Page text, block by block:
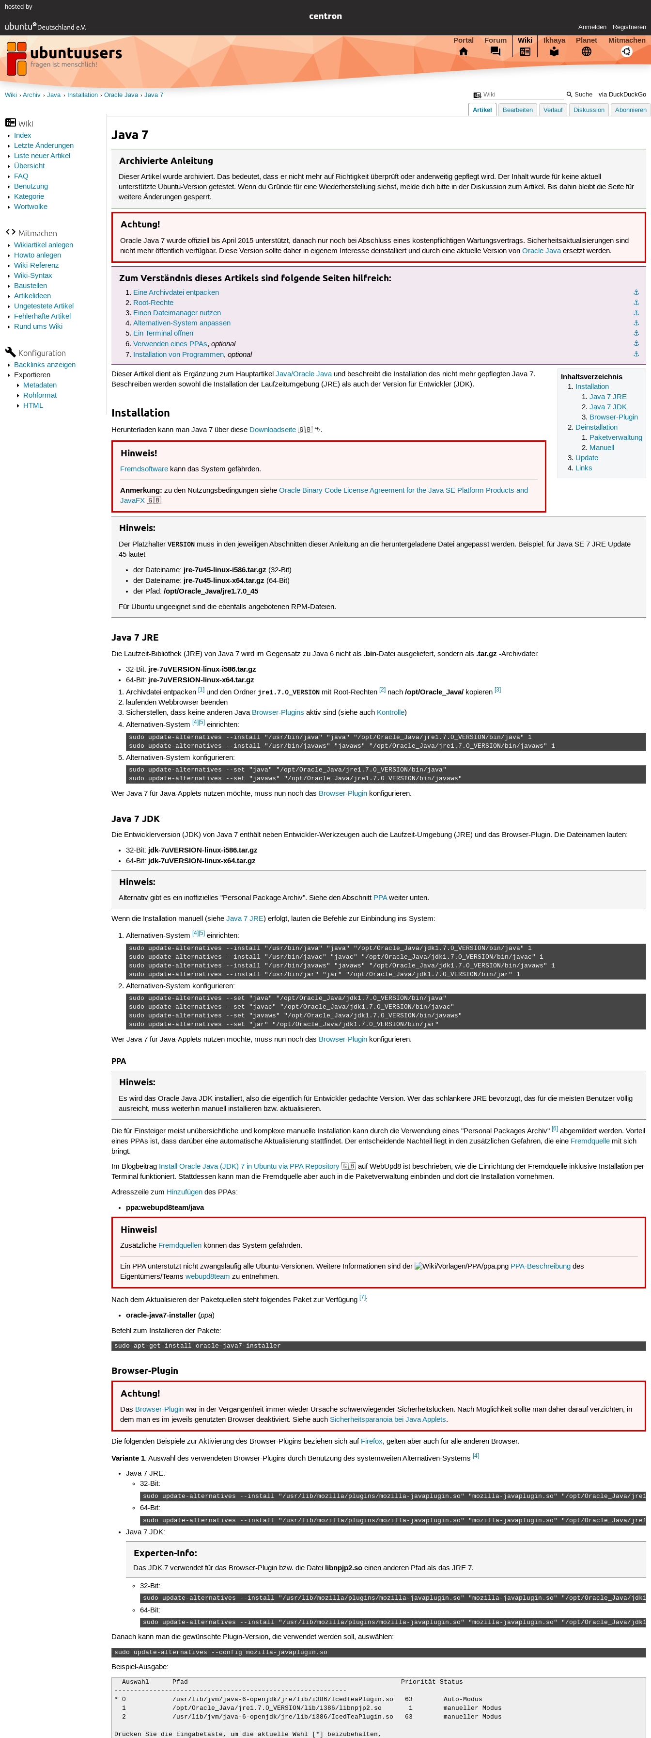
hosted by
Anmelden Registrieren
Portal Forum Wiki Ikhaya Planet Mitmachen
via DuckDuckGo
Wiki Archiv Java Installation Oracle Java Java 7
Wiki
Index
Letzte Änderungen
Liste neuer Artikel
Übersicht
FAQ
Benutzung
Kategorie
Wortwolke
Mitmachen
Wikiartikel anlegen
Howto anlegen
Wiki-Referenz
Wiki-Syntax
Baustellen
Artikelideen
Ungetestete Artikel
Fehlerhafte Artikel
Rund ums Wiki
Konfiguration
Backlinks anzeigen
Exportieren
Metadaten
Rohformat
HTML
Artikel Bearbeiten Verlauf Diskussion Abonnieren
Java 7
Archivierte Anleitung
Dieser Artikel wurde archiviert. Das bedeutet, dass er nicht mehr auf Richtigkeit überprüft oder anderweitig gepflegt wird. Der Inhalt wurde für keine aktuell
unterstützte Ubuntu-Version getestet. Wenn du Gründe für eine Wiederherstellung siehst, melde dich bitte in der Diskussion zum Artikel. Bis dahin bleibt die Seite für
weitere Änderungen gesperrt.
Achtung!
Oracle Java 7 wurde offiziell bis April 2015 unterstützt, danach nur noch bei Abschluss eines kostenpflichtigen Wartungsvertrags. Sicherheitsaktualisierungen sind
nicht mehr öffentlich verfügbar. Diese Version sollte daher in eigenem Interesse deinstalliert und durch eine aktuelle Version vonOracle Javaersetzt werden.
Zum Verständnis dieses Artikels sind folgende Seiten hilfreich:
⚓︎
Eine Archivdatei entpacken
⚓︎
Root-Rechte
⚓︎
Einen Dateimanager nutzen
⚓︎
Alternativen-System anpassen
⚓︎
Ein Terminal öffnen
⚓︎
Verwenden eines PPAs, optional
⚓︎
Installation von Programmen, optional
Inhaltsverzeichnis
Installation
Java 7 JRE
Java 7 JDK
Browser-Plugin
Deinstallation
Paketverwaltung
Manuell
Update
Links
Dieser Artikel dient als Ergänzung zum HauptartikelJava/Oracle Javaund beschreibt die Installation des nicht mehr gepflegten Java 7.
Beschreiben werden sowohl die Installation der Laufzeitumgebung (JRE) als auch der Version für Entwickler (JDK).
Installation
Herunterladen kann man Java 7 über diese Downloadseite 🇬🇧 ⮷.
Hinweis!
Fremdsoftware kann das System gefährden.
Anmerkung: zu den Nutzungsbedingungen sieheOracle Binary Code License Agreement for the Java SE Platform Products and
JavaFX 🇬🇧
Hinweis:
Der PlatzhalterVERSION muss in den jeweiligen Abschnitten dieser Anleitung an die heruntergeladene Datei angepasst werden. Beispiel: für Java SE 7 JRE Update
45 lautet
der Dateiname: jre-7u45-linux-i586.tar.gz (32-Bit)
der Dateiname: jre-7u45-linux-x64.tar.gz (64-Bit)
der Pfad: /opt/Oracle_Java/jre1.7.0_45
Für Ubuntu ungeeignet sind die ebenfalls angebotenen RPM-Dateien.
Java 7 JRE
Die Laufzeit-Bibliothek (JRE) von Java 7 wird im Gegensatz zu Java 6 nicht als .bin-Datei ausgeliefert, sondern als .tar.gz-Archivdatei:
32-Bit: jre-7uVERSION-linux-i586.tar.gz
64-Bit: jre-7uVERSION-linux-x64.tar.gz
Archivdatei entpacken [1]und den Ordner jre1.7.0_VERSIONmit Root-Rechten [2]nach /opt/Oracle_Java/kopieren [3]
laufenden Webbrowser beenden
Sicherstellen, dass keine anderen Java Browser-Plugins aktiv sind (siehe auch Kontrolle)
Alternativen-System [4][5]einrichten:
sudo update-alternatives --install "/usr/bin/java" "java" "/opt/Oracle_Java/jre1.7.0_VERSION/bin/java" 1
sudo update-alternatives --install "/usr/bin/javaws" "javaws" "/opt/Oracle_Java/jre1.7.0_VERSION/bin/javaws" 1
Alternativen-System konfigurieren:
sudo update-alternatives --set "java" "/opt/Oracle_Java/jre1.7.0_VERSION/bin/java"
sudo update-alternatives --set "javaws" "/opt/Oracle_Java/jre1.7.0_VERSION/bin/javaws"
Wer Java 7 für Java-Applets nutzen möchte, muss nun noch das Browser-Plugin konfigurieren.
Java 7 JDK
Die Entwicklerversion (JDK) von Java 7 enthält neben Entwickler-Werkzeugen auch die Laufzeit-Umgebung (JRE) und das Browser-Plugin. Die Dateinamen lauten:
32-Bit: jdk-7uVERSION-linux-i586.tar.gz
64-Bit: jdk-7uVERSION-linux-x64.tar.gz
Hinweis:
Alternativ gibt es ein inoffizielles "Personal Package Archiv". Siehe den Abschnitt PPAweiter unten.
Wenn die Installation manuell (sieheJava 7 JRE) erfolgt, lauten die Befehle zur Einbindung ins System:
Alternativen-System [4][5]einrichten:
sudo update-alternatives --install "/usr/bin/java" "java" "/opt/Oracle_Java/jdk1.7.0_VERSION/bin/java" 1
sudo update-alternatives --install "/usr/bin/javac" "javac" "/opt/Oracle_Java/jdk1.7.0_VERSION/bin/javac" 1
sudo update-alternatives --install "/usr/bin/javaws" "javaws" "/opt/Oracle_Java/jdk1.7.0_VERSION/bin/javaws" 1
sudo update-alternatives --install "/usr/bin/jar" "jar" "/opt/Oracle_Java/jdk1.7.0_VERSION/bin/jar" 1
Alternativen-System konfigurieren:
sudo update-alternatives --set "java" "/opt/Oracle_Java/jdk1.7.0_VERSION/bin/java"
sudo update-alternatives --set "javac" "/opt/Oracle_Java/jdk1.7.0_VERSION/bin/javac"
sudo update-alternatives --set "javaws" "/opt/Oracle_Java/jdk1.7.0_VERSION/bin/javaws"
sudo update-alternatives --set "jar" "/opt/Oracle_Java/jdk1.7.0_VERSION/bin/jar"
Wer Java 7 für Java-Applets nutzen möchte, muss nun noch das Browser-Plugin konfigurieren.
PPA
Hinweis:
Es wird das Oracle Java JDK installiert, also die eigentlich für Entwickler gedachte Version. Wer das schlankere JRE bevorzugt, das für die meisten Benutzer völlig
ausreicht, muss weiterhin manuell installieren bzw. aktualisieren.
Die für Einsteiger meist unübersichtliche und komplexe manuelle Installation kann durch die Verwendung eines "Personal Packages Archiv"[6] abgemildert werden. Vorteil
eines PPAs ist, dass darüber eine automatische Aktualisierung stattfindet. Der entscheidende Nachteil liegt in den zusätzlichen Gefahren, die eine Fremdquelle mit sich
bringt.
Im Blogbeitrag Install Oracle Java (JDK) 7 in Ubuntu via PPA Repository 🇬🇧 auf WebUpd8 ist beschrieben, wie die Einrichtung der Fremdquelle inklusive Installation per
Terminal funktioniert. Stattdessen kann man die Fremdquelle aber auch in die Paketverwaltung einbinden und dort die Installation vornehmen.
Adresszeile zum Hinzufügen des PPAs:
ppa:webupd8team/java
Hinweis!
Zusätzliche Fremdquellen können das System gefährden.
Ein PPA unterstützt nicht zwangsläufig alle Ubuntu-Versionen. Weitere Informationen sind der PPA-Beschreibung des
Eigentümers/Teamswebupd8team zu entnehmen.
Nach dem Aktualisieren der Paketquellen steht folgendes Paket zur Verfügung[7]:
oracle-java7-installer(ppa)
Befehl zum Installieren der Pakete:
sudo apt-get install oracle-java7-installer
Browser-Plugin
Achtung!
Das Browser-Plugin war in der Vergangenheit immer wieder Ursache schwerwiegender Sicherheitslücken. Nach Möglichkeit sollte man daher darauf verzichten, in
dem man es im jeweils genutzten Browser deaktiviert. Siehe auchSicherheitsparanoia bei Java Applets.
Die folgenden Beispiele zur Aktivierung des Browser-Plugins beziehen sich auf Firefox, gelten aber auch für alle anderen Browser.
Variante 1: Auswahl des verwendeten Browser-Plugins durch Benutzung des systemweiten Alternativen-Systems[4]
Java 7 JRE:
32-Bit:
sudo update-alternatives --install "/usr/lib/mozilla/plugins/mozilla-javaplugin.so" "mozilla-javaplugin.so" "/opt/Oracle_Java/
64-Bit:
sudo update-alternatives --install "/usr/lib/mozilla/plugins/mozilla-javaplugin.so" "mozilla-javaplugin.so" "/opt/Oracle_Java/
Java 7 JDK:
Experten-Info:
Das JDK 7 verwendet für das Browser-Plugin bzw. die Datei libnpjp2.soeinen anderen Pfad als das JRE 7.
32-Bit:
sudo update-alternatives --install "/usr/lib/mozilla/plugins/mozilla-javaplugin.so" "mozilla-javaplugin.so" "/opt/Oracle_Java/
64-Bit:
sudo update-alternatives --install "/usr/lib/mozilla/plugins/mozilla-javaplugin.so" "mozilla-javaplugin.so" "/opt/Oracle_Java/
Danach kann man die gewünschte Plugin-Version, die verwendet werden soll, auswählen:
sudo update-alternatives --config mozilla-javaplugin.so
Beispiel-Ausgabe:
  Auswahl      Pfad                                                       Priorität Status
------------------------------------------------------------
* 0            /usr/lib/jvm/java-6-openjdk/jre/lib/i386/IcedTeaPlugin.so   63        Auto-Modus
  1            /opt/Oracle_Java/jre1.7.0_VERSION/lib/i386/libnpjp2.so       1        manueller Modus
  2            /usr/lib/jvm/java-6-openjdk/jre/lib/i386/IcedTeaPlugin.so   63        manueller Modus
Drücken Sie die Eingabetaste, um die aktuelle Wahl [*] beizubehalten,